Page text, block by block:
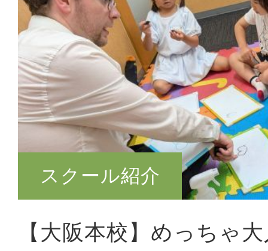
スクール紹介
【大阪本校】めっちゃ